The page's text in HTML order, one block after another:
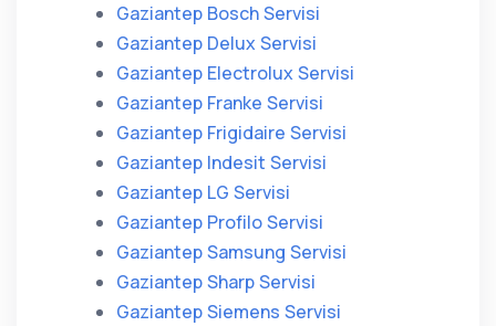
Gaziantep Bosch Servisi
Gaziantep Delux Servisi
Gaziantep Electrolux Servisi
Gaziantep Franke Servisi
Gaziantep Frigidaire Servisi
Gaziantep Indesit Servisi
Gaziantep LG Servisi
Gaziantep Profilo Servisi
Gaziantep Samsung Servisi
Gaziantep Sharp Servisi
Gaziantep Siemens Servisi